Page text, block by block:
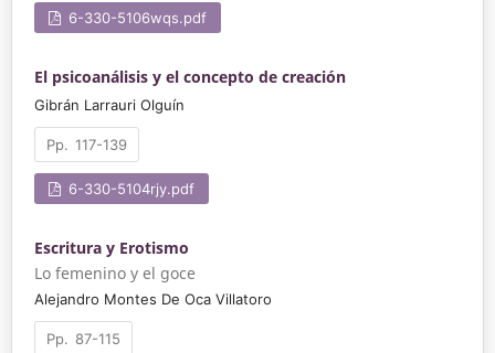
6-330-5106wqs.pdf
El psicoanálisis y el concepto de creación
Gibrán Larrauri Olguín
117-139
6-330-5104rjy.pdf
Escritura y Erotismo
Lo femenino y el goce
Alejandro Montes De Oca Villatoro
87-115